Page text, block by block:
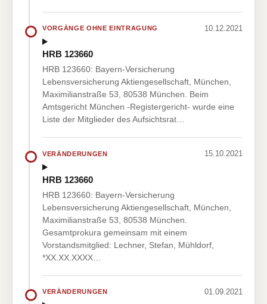
VORGÄNGE OHNE EINTRAGUNG 10.12.2021
HRB 123660
HRB 123660: Bayern-Versicherung
Lebensversicherung Aktiengesellschaft, München,
Maximilianstraße 53, 80538 München. Beim
Amtsgericht München -Registergericht- wurde eine
Liste der Mitglieder des Aufsichtsrat…
VERÄNDERUNGEN 15.10.2021
HRB 123660
HRB 123660: Bayern-Versicherung
Lebensversicherung Aktiengesellschaft, München,
Maximilianstraße 53, 80538 München.
Gesamtprokura gemeinsam mit einem
Vorstandsmitglied: Lechner, Stefan, Mühldorf,
*XX.XX.XXXX…
VERÄNDERUNGEN 01.09.2021